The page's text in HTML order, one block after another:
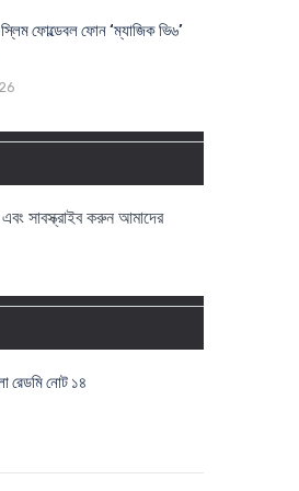
ফোল্ডেবল ফোন ‘ম্যাজিক ভি৬’
সাবস্ক্রাইব করুন আমাদের
রেডমি নোট ১৪